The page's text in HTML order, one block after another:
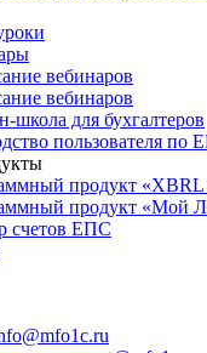
вебинаров
вебинаров
школа для бухгалтеров
пользователя
продукт «XBRL
продукт «Мой
счетов ЕПС